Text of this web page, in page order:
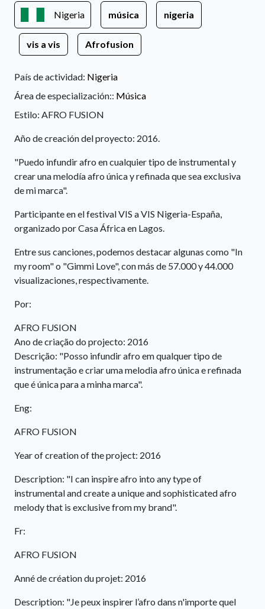
Nigeria música nigeria
vis a vis Afrofusion
País de actividad: Nigeria
Área de especialización:: Música
Estilo: AFRO FUSION
Año de creación del proyecto: 2016.
"Puedo infundir afro en cualquier tipo de instrumental y
crear una melodía afro única y refinada que sea exclusiva
de mi marca".
Participante en el festival VIS a VIS Nigeria-España,
organizado por Casa África en Lagos.
Entre sus canciones, podemos destacar algunas como "In
my room" o "Gimmi Love", con más de 57.000 y 44.000
visualizaciones, respectivamente.
Por:
AFRO FUSION
Ano de criação do projecto: 2016
Descrição: "Posso infundir afro em qualquer tipo de
instrumentação e criar uma melodia afro única e refinada
que é única para a minha marca".
Eng:
AFRO FUSION
Year of creation of the project: 2016
Description: "I can inspire afro into any type of
instrumental and create a unique and sophisticated afro
melody that is exclusive from my brand".
Fr:
AFRO FUSION
Anné de création du projet: 2016
Description: "Je peux inspirer l’afro dans n'importe quel